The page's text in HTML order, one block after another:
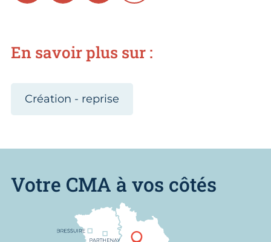
En savoir plus sur :
Création - reprise
Votre CMA à vos côtés